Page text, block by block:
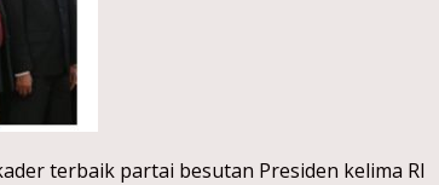
terbaik partai besutan Presiden kelima RI